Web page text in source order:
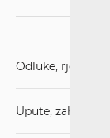
Odluke, rješenja i
Upute, zahtjevi i